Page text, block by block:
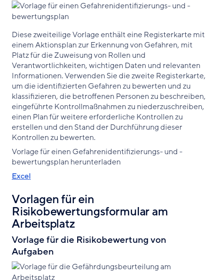
Diese zweiteilige Vorlage enthält eine Registerkarte mit
einem Aktionsplan zur Erkennung von Gefahren, mit
Platz für die Zuweisung von Rollen und
Verantwortlichkeiten, wichtigen Daten und relevanten
Informationen. Verwenden Sie die zweite Registerkarte,
um die identifizierten Gefahren zu bewerten und zu
klassifizieren, die betroffenen Personen zu beschreiben,
eingeführte Kontrollmaßnahmen zu niederzuschreiben,
einen Plan für weitere erforderliche Kontrollen zu
erstellen und den Stand der Durchführung dieser
Kontrollen zu bewerten.
Vorlage für einen Gefahrenidentifizierungs- und -
bewertungsplan herunterladen
Excel
Vorlagen für ein
Risikobewertungsformular am
Arbeitsplatz
Vorlage für die Risikobewertung von
Aufgaben